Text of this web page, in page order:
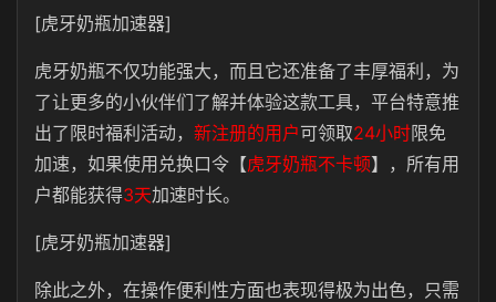
[虎牙奶瓶加速器]
虎牙奶瓶不仅功能强大，而且它还准备了丰厚福利，为
了让更多的小伙伴们了解并体验这款工具，平台特意推
出了限时福利活动， 新注册的用户可领取24小时限免
加速，如果使用兑换口令【虎牙奶瓶不卡顿】，所有用
户都能获得3天加速时长。
[虎牙奶瓶加速器]
除此之外，在操作便利性方面也表现得极为出色，只需